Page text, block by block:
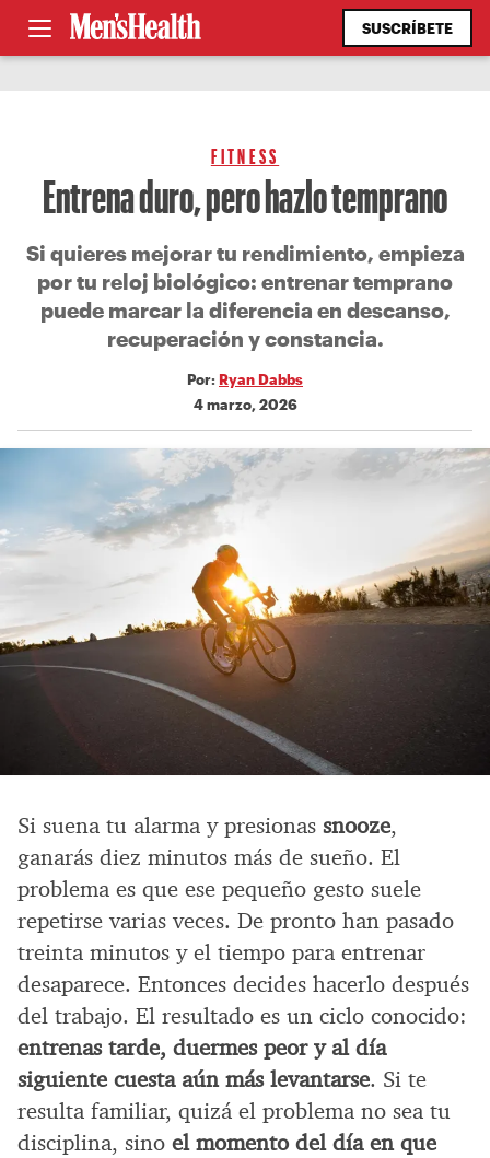
SUSCRÍBETE
FITNESS
Entrena duro, pero hazlo temprano
Si quieres mejorar tu rendimiento, empieza
por tu reloj biológico: entrenar temprano
puede marcar la diferencia en descanso,
recuperación y constancia.
Por: Ryan Dabbs
4 marzo, 2026
Si suena tu alarma y presionas snooze,
ganarás diez minutos más de sueño. El
problema es que ese pequeño gesto suele
repetirse varias veces. De pronto han pasado
treinta minutos y el tiempo para entrenar
desaparece. Entonces decides hacerlo después
del trabajo. El resultado es un ciclo conocido:
entrenas tarde, duermes peor y al día
siguiente cuesta aún más levantarse. Si te
resulta familiar, quizá el problema no sea tu
disciplina, sino el momento del día en que